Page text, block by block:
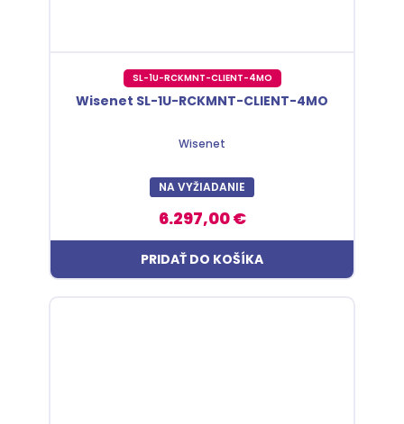
SL-1U-RCKMNT-CLIENT-4MO
Wisenet SL-1U-RCKMNT-CLIENT-4MO
Wisenet
NA VYŽIADANIE
6.297,00 €
PRIDAŤ DO KOŠÍKA